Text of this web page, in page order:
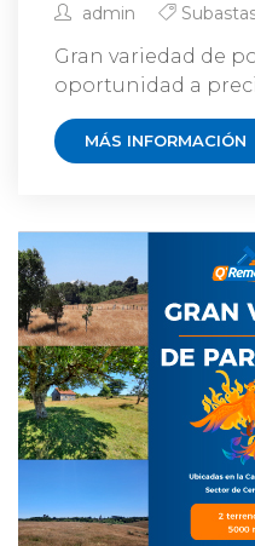
admin
Gran variedad de
oportunidad a
MÁS INFORMACIÓN